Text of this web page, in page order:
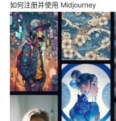
如何注册并使用 Midjourney